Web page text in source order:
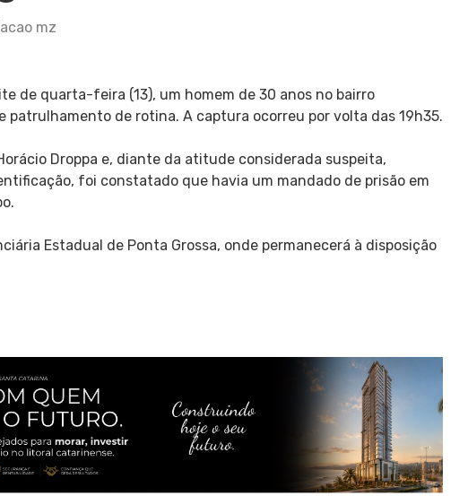
mz
de quarta-feira (13), um homem de 30 anos no bairro
patrulhamento de rotina. A captura ocorreu por volta das 19h35.
Droppa e, diante da atitude considerada suspeita,
foi constatado que havia um mandado de prisão em
Estadual de Ponta Grossa, onde permanecerá à disposição